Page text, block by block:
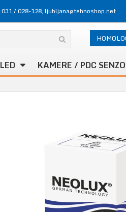
031 / 028-128, ljubljana@tehnoshop.net
LED KAMERE / PDC